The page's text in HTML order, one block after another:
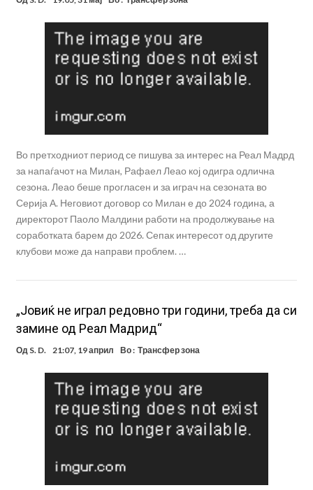
Во претходниот период се пишува за интерес на Реал Мадрд
за напаѓачот на Милан, Рафаел Леао кој одигра одлична
сезона. Леао беше прогласен и за играч на сезоната во
Серија А. Неговиот договор со Милан е до 2024 година, а
директорот Паоло Малдини работи на продолжување на
соработката барем до 2026. Сепак интересот од другите
клубови може да направи проблем. …
„Јовиќ не играл редовно три години, треба да си
замине од Реал Мадрид“
Од S. D. 21:07, 19 април Во : Трансфер зона